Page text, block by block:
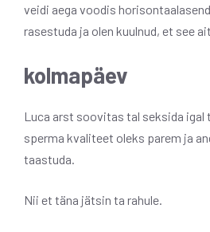
veidi aega voodis
rasestuda ja olen kuulnud, et see
kolmapäev
Luca arst soovitas tal seksida igal
sperma kvaliteet oleks parem ja
taastuda.
Nii et täna jätsin ta rahule.